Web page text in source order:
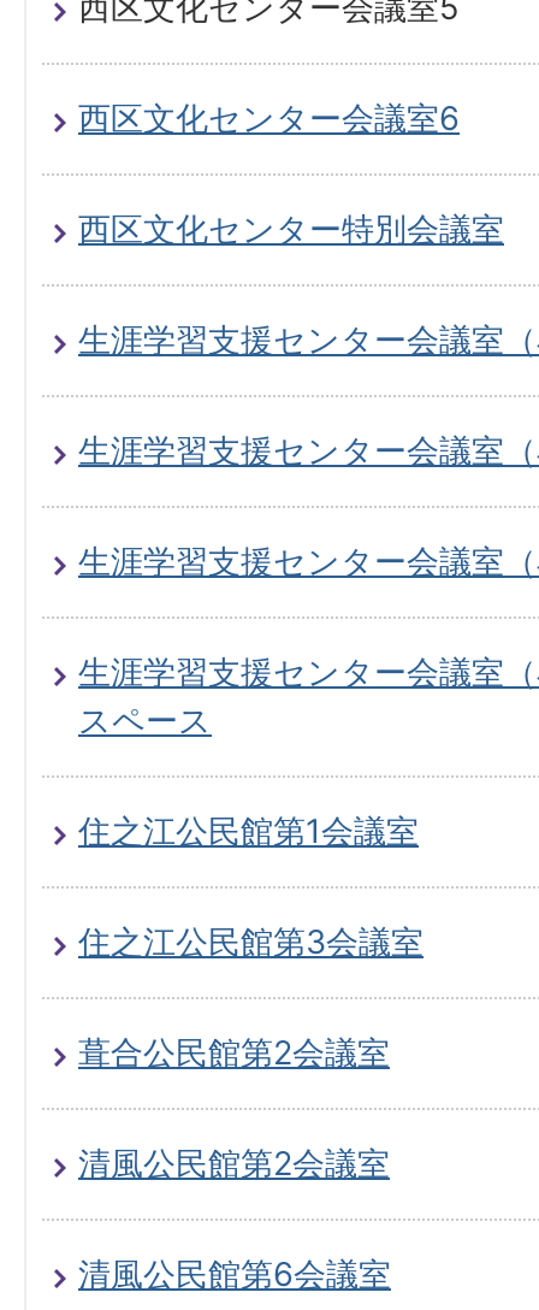
西区文化センター会議室6
西区文化センター特別会議室
生涯学習支援センター会議室
生涯学習支援センター会議室
生涯学習支援センター会議室
生涯学習支援センター会議室
スペース
住之江公民館第1会議室
住之江公民館第3会議室
葺合公民館第2会議室
清風公民館第2会議室
清風公民館第6会議室